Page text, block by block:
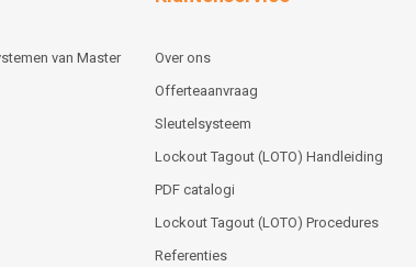
van Master
Over ons
Offerteaanvraag
Sleutelsysteem
Lockout Tagout (LOTO) Handleiding
PDF catalogi
Lockout Tagout (LOTO) Procedures
Referenties